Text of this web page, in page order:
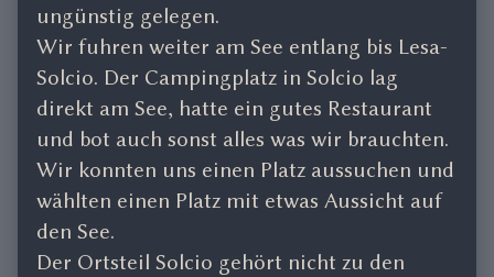
ungünstig gelegen.
Wir fuhren weiter am See entlang bis Lesa-
Solcio. Der Campingplatz in Solcio lag
direkt am See, hatte ein gutes Restaurant
und bot auch sonst alles was wir brauchten.
Wir konnten uns einen Platz aussuchen und
wählten einen Platz mit etwas Aussicht auf
den See.
Der Ortsteil Solcio gehört nicht zu den